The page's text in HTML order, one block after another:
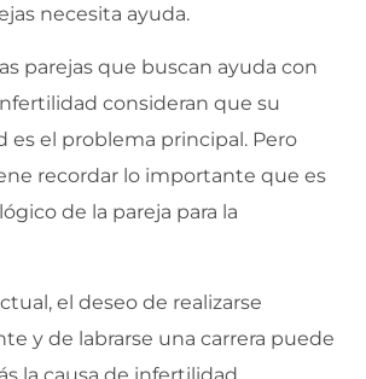
necesita ayuda.
parejas que buscan ayuda con
consideran que su
es el problema principal. Pero
recordar lo importante que es
de la pareja para la
el deseo de realizarse
y de labrarse una carrera puede
la causa de infertilidad